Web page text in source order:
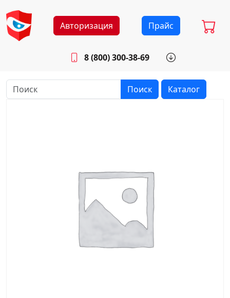
Авторизация Прайс
8 (800) 300-38-69
Будни: 8.30 - 17.00
Поиск Каталог